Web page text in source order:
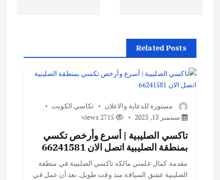
Related Posts
مستورة للدعاية والاعلان
تكاسي الكويت
سبتمبر 13, 2023
تاكسي الصليبية | أسرع وأرخص تكسي
بمنطقة الصليبية اتصل الان 66241581
مقدمة كمال علمني مالكه تاكسي الصليبية في منطقة
الصليبية عشق السياقة منذ وقت طويل. بعد أن عمل في